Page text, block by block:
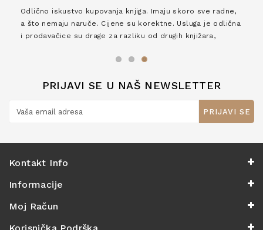
Odlično iskustvo kupovanja knjiga. Imaju skoro sve radne,
a što nemaju naruče. Cijene su korektne. Usluga je odlična
i prodavačice su drage za razliku od drugih knjižara,
PRIJAVI SE U NAŠ NEWSLETTER
PRIJAVI SE
Kontakt Info
Informacije
Moj Račun